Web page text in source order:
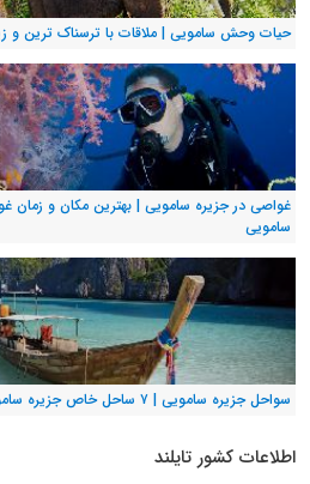
حیات وحش سامویی | ملاقات با ترسناک ترین و
غواصی در جزیره سامویی | بهترین مکان و زمان
سامویی
سواحل جزیره سامویی | ۷ ساحل خاص جزیره سامویی که باید بشناسید!
اطلاعات کشور تایلند